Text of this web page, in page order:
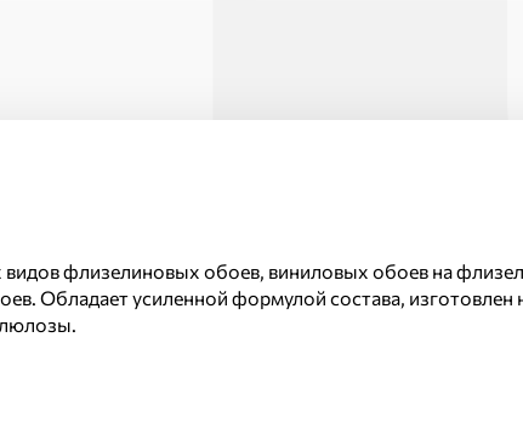
видов флизелиновых обоев, виниловых обоев на
Обладает усиленной формулой состава,